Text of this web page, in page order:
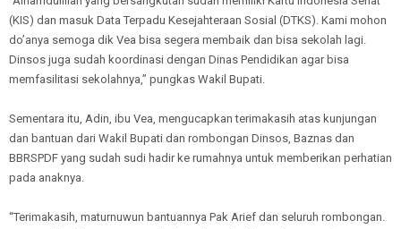
(KIS) dan masuk Data Terpadu Kesejahteraan Sosial (DTKS). Kami mohon
do’anya semoga dik Vea bisa segera membaik dan bisa sekolah lagi.
Dinsos juga sudah koordinasi dengan Dinas Pendidikan agar bisa
memfasilitasi sekolahnya,” pungkas Wakil Bupati.
Sementara itu, Adin, ibu Vea, mengucapkan terimakasih atas kunjungan
dan bantuan dari Wakil Bupati dan rombongan Dinsos, Baznas dan
BBRSPDF yang sudah sudi hadir ke rumahnya untuk memberikan perhatian
pada anaknya.
“Terimakasih, maturnuwun bantuannya Pak Arief dan seluruh rombongan.